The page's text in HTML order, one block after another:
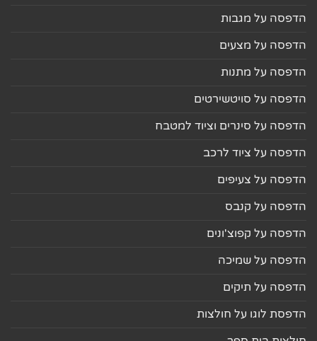
הדפסה על מגבות
הדפסה על מצעים
הדפסה על מתנות
הדפסה על סויטשירטים
הדפסה על סינרים וציוד למטבח
הדפסה על ציוד לרכב
הדפסה על צעיפים
הדפסה על קנבס
הדפסה על קפוצ'ונים
הדפסה על שמיכה
הדפסה על תיקים
הדפסת לוגו על חולצות